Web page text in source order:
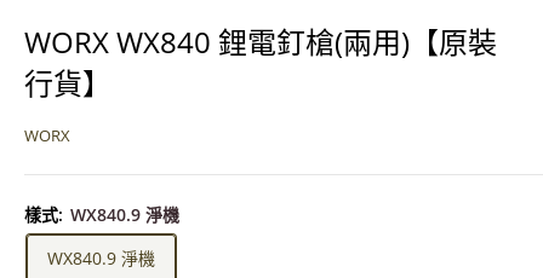
WORX WX840 鋰電釘槍(兩用)【原裝
行貨】
WORX
樣式: WX840.9 淨機
WX840.9 淨機